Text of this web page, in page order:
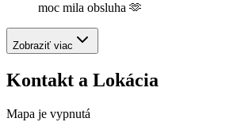
moc mila obsluha 🫶
Zobraziť viac
Kontakt a Lokácia
Mapa je vypnutá